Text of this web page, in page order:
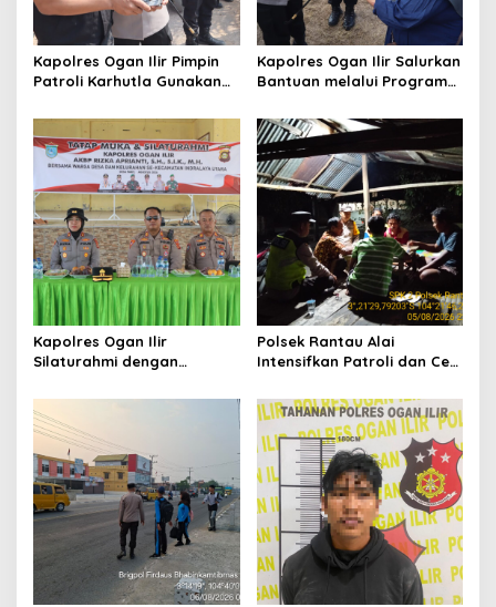
Kapolres Ogan Ilir Pimpin
Patroli Karhutla Gunakan
Perkuat Kesiapsiagaan
Hadapi Musim Kemarau
Kapolres Ogan Ilir Salurkan
Bantuan melalui Program
Kepedulian kepada
Masyarakat Desa Parit
Kapolres Ogan Ilir
Silaturahmi dengan
Utara, Perkuat Sinergi
Kamtibmas dan Antisipasi
Karhutla
Polsek Rantau Alai
Intensifkan Patroli dan Cek
Sinergi Jaga Kamtibmas